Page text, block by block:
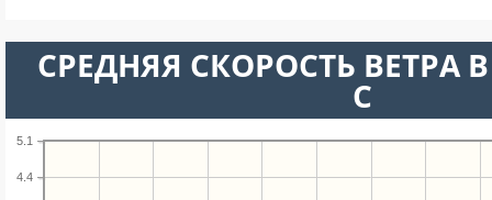
СРЕДНЯЯ СКОРОСТЬ ВЕТРА
С
4.4
5.1